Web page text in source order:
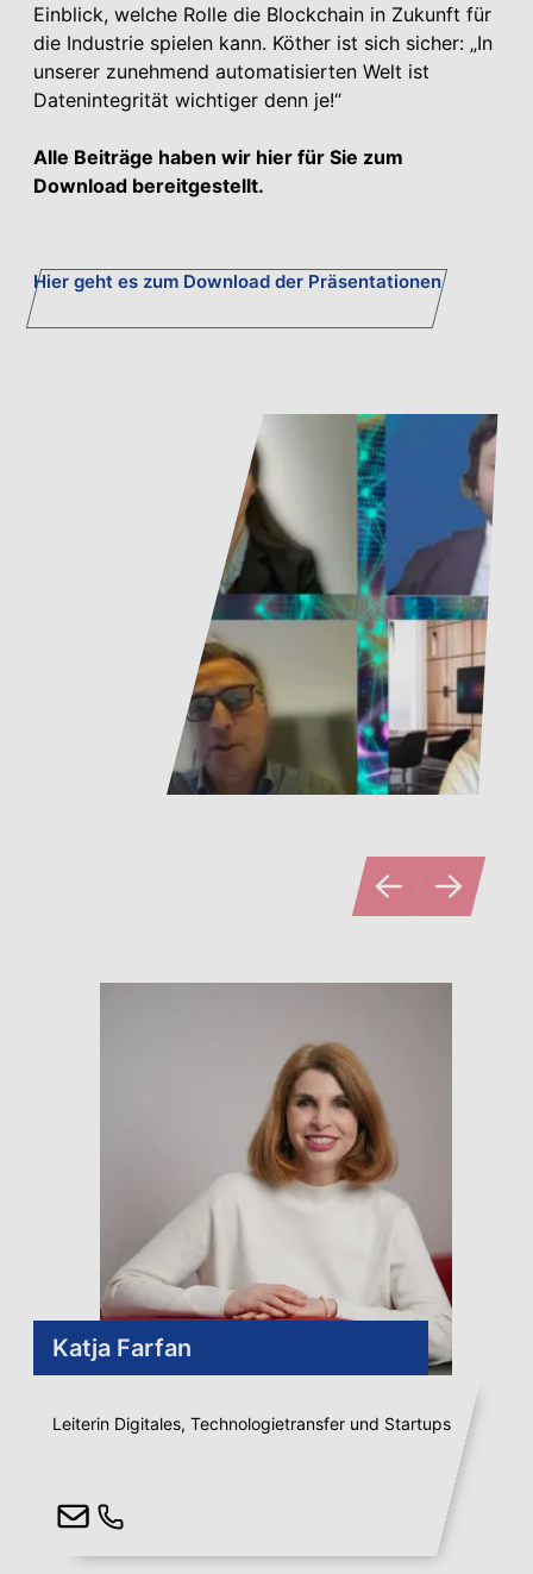
Einblick, welche Rolle die Blockchain in Zukunft für
die Industrie spielen kann. Köther ist sich sicher: „In
unserer zunehmend automatisierten Welt ist
Datenintegrität wichtiger denn je!“
Alle Beiträge haben wir hier für Sie zum
Download bereitgestellt.
Hier geht es zum Download der Präsentationen
Katja Farfan
Leiterin Digitales, Technologietransfer und Startups